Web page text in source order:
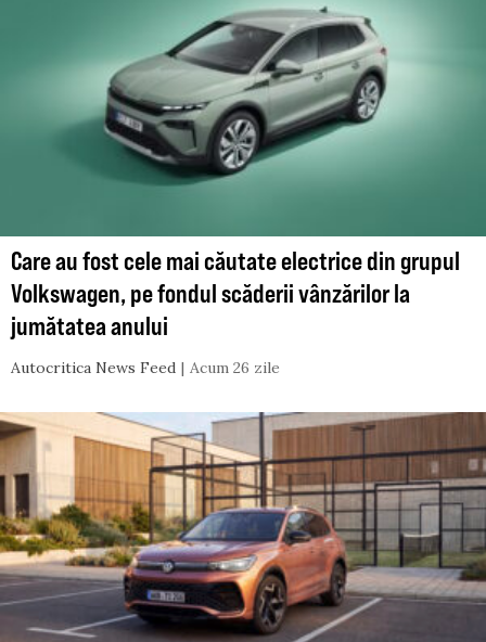
Care au fost cele mai căutate electrice din grupul
Volkswagen, pe fondul scăderii vânzărilor la
jumătatea anului
Autocritica News Feed Acum 26 zile